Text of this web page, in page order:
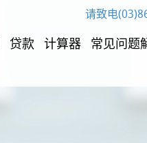
请致电
贷款 计算器 常见问题